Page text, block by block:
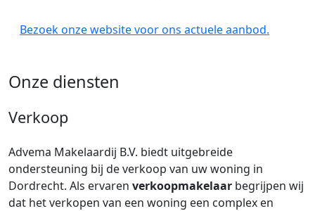
Bezoek onze website voor ons actuele aanbod.
Onze diensten
Verkoop
Advema Makelaardij B.V. biedt uitgebreide
ondersteuning bij de verkoop van uw woning in
Dordrecht. Als ervaren verkoopmakelaar begrijpen wij
dat het verkopen van een woning een complex en